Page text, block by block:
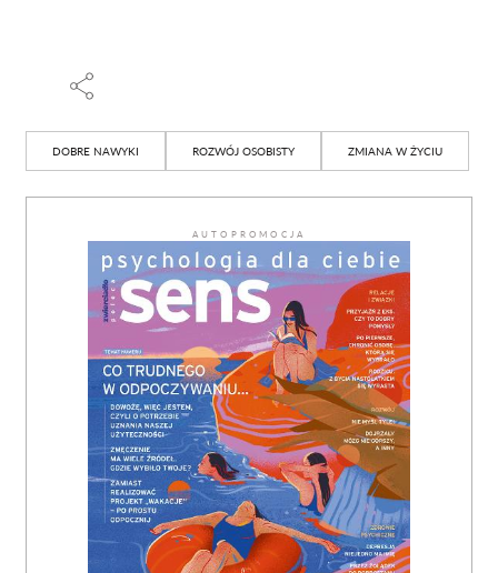
DOBRE NAWYKI ROZWÓJ OSOBISTY ZMIANA W ŻYCIU
AUTOPROMOCJA